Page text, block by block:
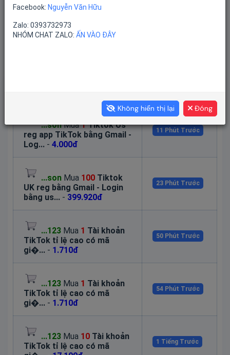
Sản phẩm không tồn tại
...sonMua1 Tiktok Us
reg app TikTok bằng Gmail -
Log... - 4.000đ
11 Phút Trước
...son Mua 100 Tiktok
UK reg bằng Gmail - Login
bằng us... - 399.920đ
23 Phút Trước
...123 Mua 1 Tài khoản
TikTok tỉ lệ cao có mã
gi�... - 1.710đ
50 Phút Trước
...123 Mua 1 Tài khoản
TikTok tỉ lệ cao có mã
gi�... - 1.710đ
54 Phút Trước
...123 Mua 10 Tài khoản
TikTok tỉ lệ cao có mã
1 Tiếng Trước
Facebook: Nguyễn Văn Hữu
Zalo: 0393732973
NHÓM CHAT ZALO: ẤN VÀO ĐÂY
Không hiển thị lại Đóng